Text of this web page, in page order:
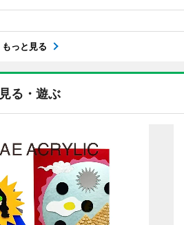
もっと見る
見る・遊ぶ